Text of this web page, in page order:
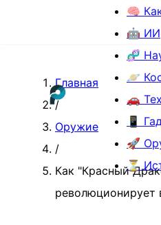
🧠
🤖 ИИ
🧬
🪐
🚗
📱
🚀
⏳
Главная
/
Оружие
/
Как "Красный
революционирует